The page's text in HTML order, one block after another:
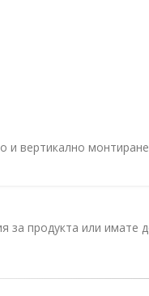
и вертикално монтиране
за продукта или имате